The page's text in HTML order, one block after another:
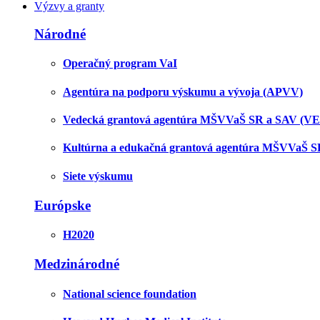
Výzvy a granty
Národné
Operačný program VaI
Agentúra na podporu výskumu a vývoja (APVV)
Vedecká grantová agentúra MŠVVaŠ SR a SAV
Kultúrna a edukačná grantová agentúra MŠVVaŠ
Siete výskumu
Európske
H2020
Medzinárodné
National science foundation